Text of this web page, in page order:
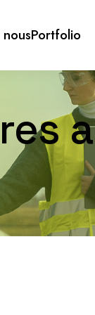
Portfolio
a